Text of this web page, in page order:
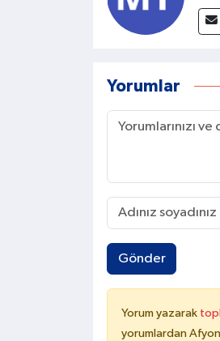
Yorumlar
Gönder
Yorum yazarak
yorumlardan